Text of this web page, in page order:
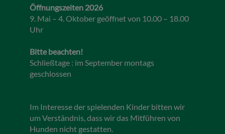
Öffnungszeiten 2026
9. Mai – 4. Oktober geöffnet von 10.00 – 18.00
Uhr
Bitte beachten!
Schließtage : im September montags
geschlossen
Im Interesse der spielenden Kinder bitten wir
um Verständnis, dass wir das Mitführen von
Hunden nicht gestatten.